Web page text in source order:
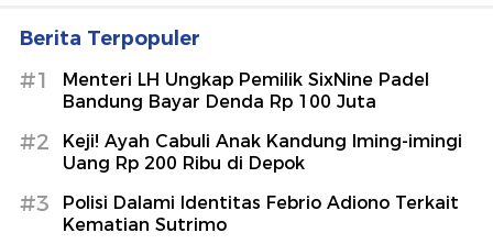
Berita Terpopuler
#1
Menteri LH Ungkap Pemilik SixNine Padel
Bandung Bayar Denda Rp 100 Juta
#2
Keji! Ayah Cabuli Anak Kandung Iming-imingi
Uang Rp 200 Ribu di Depok
#3
Polisi Dalami Identitas Febrio Adiono Terkait
Kematian Sutrimo